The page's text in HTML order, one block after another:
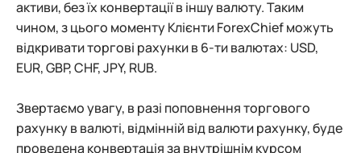
активи, без їх конвертації в іншу валюту. Таким
чином, з цього моменту Клієнти ForexChief можуть
відкривати торгові рахунки в 6-ти валютах: USD,
EUR, GBP, CHF, JPY, RUB.
Звертаємо увагу, в разі поповнення торгового
рахунку в валюті, відмінній від валюти рахунку, буде
проведена конвертація за внутрішнім курсом